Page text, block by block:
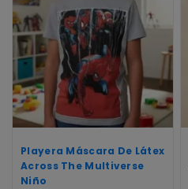
Playera Máscara De Látex
Across The Multiverse
Niño